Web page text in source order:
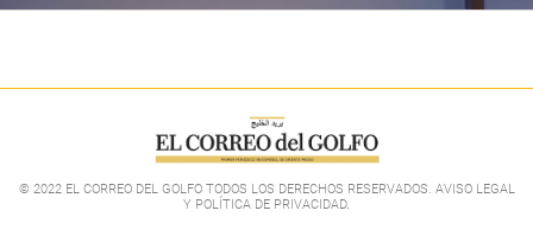
© 2022 EL CORREO DEL GOLFO TODOS LOS DERECHOS RESERVADOS. AVISO LEGAL
Y POLÍTICA DE PRIVACIDAD.